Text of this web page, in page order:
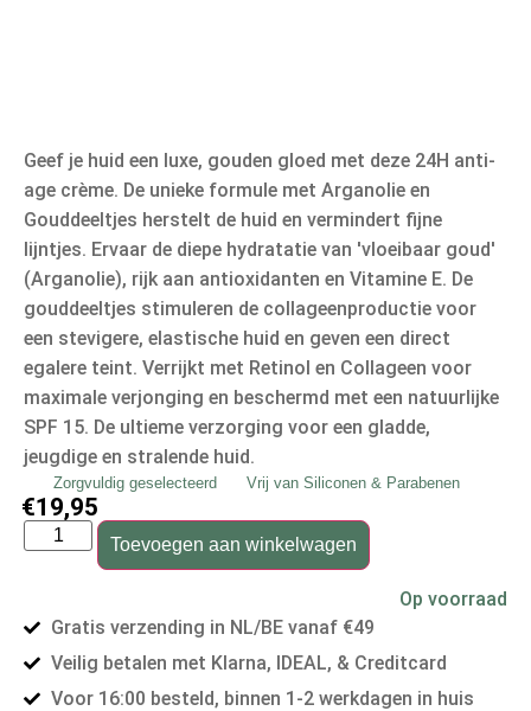
Geef je huid een luxe, gouden gloed met deze 24H anti-
age crème. De unieke formule met Arganolie en
Gouddeeltjes herstelt de huid en vermindert fijne
lijntjes. Ervaar de diepe hydratatie van 'vloeibaar goud'
(Arganolie), rijk aan antioxidanten en Vitamine E. De
gouddeeltjes stimuleren de collageenproductie voor
een stevigere, elastische huid en geven een direct
egalere teint. Verrijkt met Retinol en Collageen voor
maximale verjonging en beschermd met een natuurlijke
SPF 15. De ultieme verzorging voor een gladde,
jeugdige en stralende huid.
Zorgvuldig geselecteerd Vrij van Siliconen & Parabenen
€19,95
Toevoegen aan winkelwagen
Op voorraad
Gratis verzending in NL/BE vanaf €49
Veilig betalen met Klarna, IDEAL, & Creditcard
Voor 16:00 besteld, binnen 1-2 werkdagen in huis